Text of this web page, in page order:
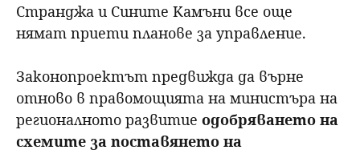
Странджа и Сините Камъни все още
нямат приети планове за управление.
Законопроектът предвижда да върне
отново в правомощията на министъра на
регионалното развитие одобряването на
схемите за поставянето на